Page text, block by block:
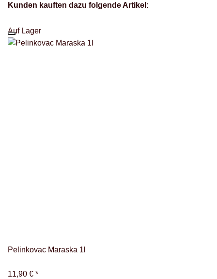
Kunden kauften dazu folgende Artikel:
Auf Lager
Pelinkovac Maraska 1l
11,90 € *